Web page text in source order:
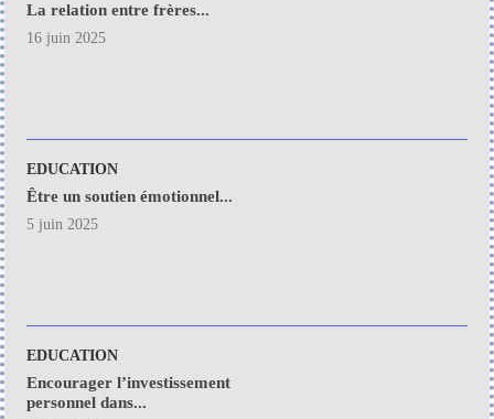
La relation entre frères...
16 juin 2025
EDUCATION
Être un soutien émotionnel...
5 juin 2025
EDUCATION
Encourager l’investissement
personnel dans...